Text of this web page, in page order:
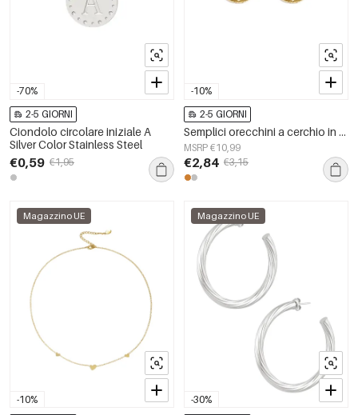
-70%
2-5 GIORNI
Ciondolo circolare iniziale A
Silver Color Stainless Steel
€0,59 €1,95
-10%
2-5 GIORNI
Semplici orecchini a cerchio in acciaio inossidabile XXS
MSRP €10,99
€2,84 €3,15
-10%
Magazzino UE
-30%
Magazzino UE